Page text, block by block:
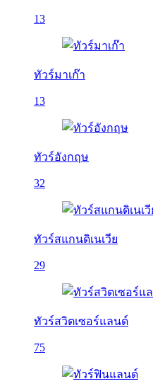
13
ทัวร์มาเก๊า
13
ทัวร์อังกฤษ
32
ทัวร์สแกนดิเนเวีย
29
ทัวร์สวิตเซอร์แลนด์
75